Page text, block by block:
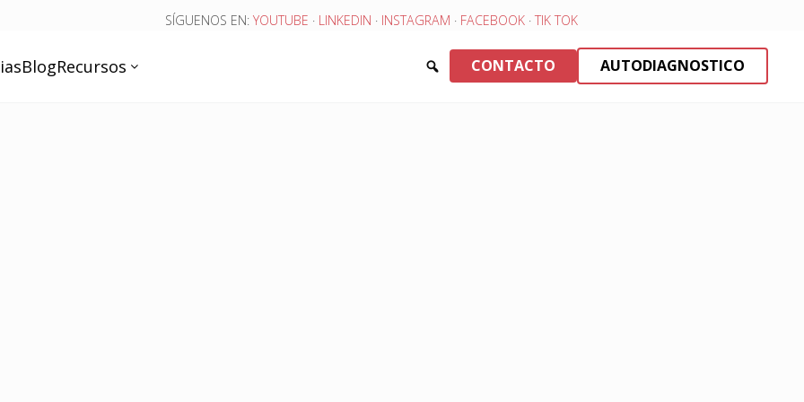
SÍGUENOS EN: YOUTUBE · LINKEDIN · INSTAGRAM · FACEBOOK· TIK TOK
BlogRecursos CONTACTO AUTODIAGNOSTICO